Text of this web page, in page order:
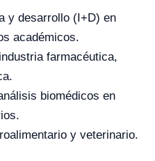
y desarrollo (I+D) en
académicos.
farmacéutica,
biomédicos en
y veterinario.